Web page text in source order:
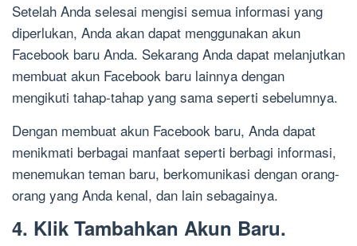
Setelah Anda selesai mengisi semua informasi yang
diperlukan, Anda akan dapat menggunakan akun
Facebook baru Anda. Sekarang Anda dapat melanjutkan
membuat akun Facebook baru lainnya dengan
mengikuti tahap-tahap yang sama seperti sebelumnya.
Dengan membuat akun Facebook baru, Anda dapat
menikmati berbagai manfaat seperti berbagi informasi,
menemukan teman baru, berkomunikasi dengan orang-
orang yang Anda kenal, dan lain sebagainya.
4. Klik Tambahkan Akun Baru.